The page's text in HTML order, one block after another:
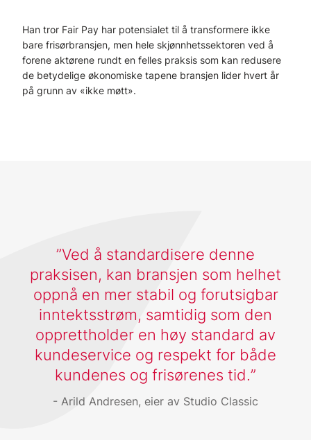
Han tror Fair Pay har potensialet til å transformere ikke
bare frisørbransjen, men hele skjønnhetssektoren ved å
forene aktørene rundt en felles praksis som kan redusere
de betydelige økonomiske tapene bransjen lider hvert år
på grunn av «ikke møtt».
Ved å standardisere denne
praksisen, kan bransjen som helhet
oppnå en mer stabil og forutsigbar
inntektsstrøm, samtidig som den
opprettholder en høy standard av
kundeservice og respekt for både
kundenes og frisørenes tid.
Arild Andresen, eier av Studio Classic